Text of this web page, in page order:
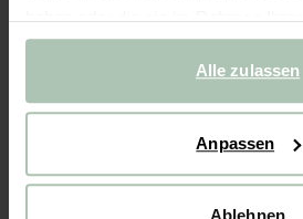
haben oder die sie im Rahmen
gesammelt haben.
Alle zulassen
Anpassen
14 Tage Bedenkzeit
Sissy-Boy. Ziel beim Entwurf dieser Lampe
schaffen, das sich unterscheidet und das